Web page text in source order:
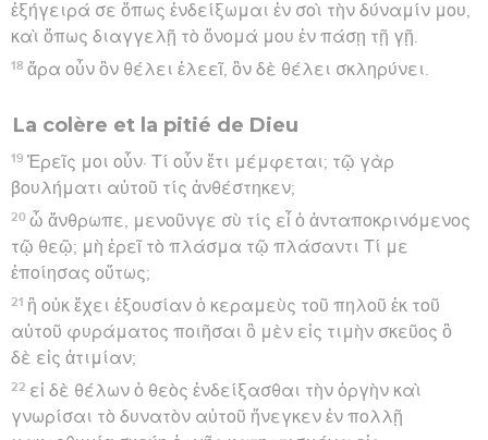
ἐξήγειρά σε ὅπως ἐνδείξωμαι ἐν σοὶ τὴν δύναμίν μου,
καὶ ὅπως διαγγελῇ τὸ ὄνομά μου ἐν πάσῃ τῇ γῇ.
18 ἄρα οὖν ὃν θέλει ἐλεεῖ, ὃν δὲ θέλει σκληρύνει.
La colère et la pitié de Dieu
19 Ἐρεῖς μοι οὖν· Τί οὖν ἔτι μέμφεται; τῷ γὰρ
βουλήματι αὐτοῦ τίς ἀνθέστηκεν;
20 ὦ ἄνθρωπε, μενοῦνγε σὺ τίς εἶ ὁ ἀνταποκρινόμενος
τῷ θεῷ; μὴ ἐρεῖ τὸ πλάσμα τῷ πλάσαντι Τί με
ἐποίησας οὕτως;
21 ἢ οὐκ ἔχει ἐξουσίαν ὁ κεραμεὺς τοῦ πηλοῦ ἐκ τοῦ
αὐτοῦ φυράματος ποιῆσαι ὃ μὲν εἰς τιμὴν σκεῦος ὃ
δὲ εἰς ἀτιμίαν;
22 εἰ δὲ θέλων ὁ θεὸς ἐνδείξασθαι τὴν ὀργὴν καὶ
γνωρίσαι τὸ δυνατὸν αὐτοῦ ἤνεγκεν ἐν πολλῇ